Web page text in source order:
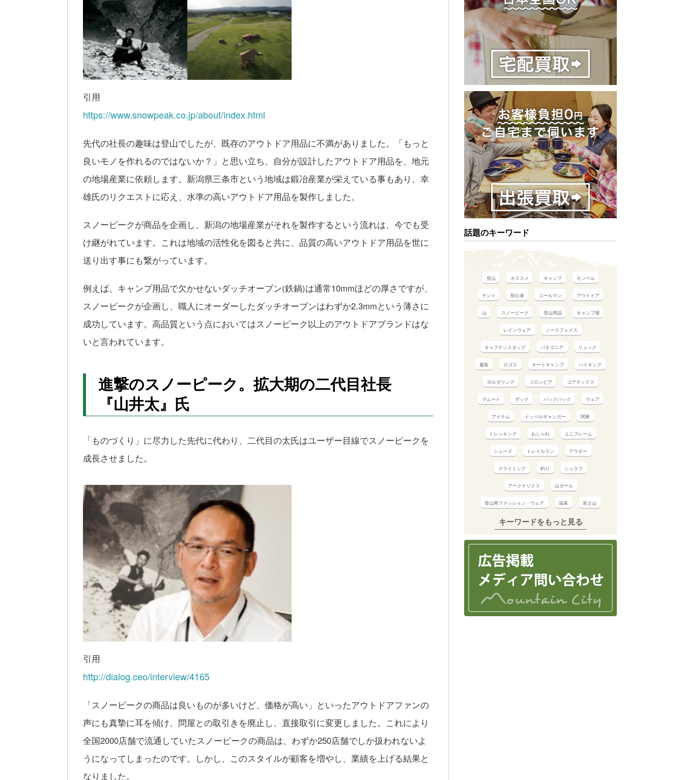
引用
https://www.snowpeak.co.jp/about/index.html
先代の社長の趣味は登山でしたが、既存のアウトドア用品に不満がありました。「もっと
良いモノを作れるのではないか？」と思い立ち、自分が設計したアウトドア用品を、地元
の地場産業に依頼します。新潟県三条市という地域は鍛冶産業が栄えている事もあり、幸
雄氏のリクエストに応え、水準の高いアウトドア用品を製作しました。
スノーピークが商品を企画し、新潟の地場産業がそれを製作するという流れは、今でも受
け継がれています。これは地域の活性化を図ると共に、品質の高いアウトドア用品を世に
送り出す事にも繋がっています。
例えば、キャンプ用品で欠かせないダッチオーブン(鉄鍋)は通常10mmほどの厚さですが、
スノーピークが企画し、職人にオーダーしたダッチオーブンはわずか2.3mmという薄さに
成功しています。高品質という点においてはスノーピーク以上のアウトドアブランドはな
いと言われています。
進撃のスノーピーク。拡大期の二代目社長
『山井太』氏
「ものづくり」に尽力した先代に代わり、二代目の太氏はユーザー目線でスノーピークを
成長させました。
引用
http://dialog.ceo/interview/4165
「スノーピークの商品は良いものが多いけど、価格が高い」といったアウトドアファンの
声にも真摯に耳を傾け、問屋との取引きを廃止し、直接取引に変更しました。これにより
全国2000店舗で流通していたスノーピークの商品は、わずか250店舗でしか扱われないよ
うになってしまったのです。しかし、このスタイルが顧客を増やし、業績を上げる結果と
なりました。
話題のキーワード
登山 オススメ キャンプ モンベル
テント 初心者 コールマン アウトドア
山 スノーピーク 登山用品 キャンプ場
レインウェア ノースフェイス
キャプテンスタッグ パタゴニア リュック
服装 ロゴス オートキャンプ ハイキング
ボルダリング コロンビア ゴアテックス
マムート ザック バックパック ウェア
アイテム ドッペルギャンガー 関東
トレッキング おしゃれ ユニフレーム
シューズ トレイルラン アウター
クライミング 釣り シュラフ
アークテリクス 山ガール
登山用ファッション・ウェア 温泉 富士山
キーワードをもっと見る